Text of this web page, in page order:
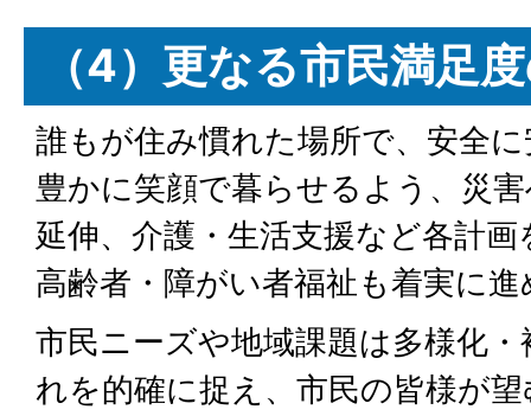
（4）更なる市民満足
誰もが住み慣れた場所で、安全
豊かに笑顔で暮らせるよう、災
延伸、介護・生活支援など各計
高齢者・障がい者福祉も着実に
市民ニーズや地域課題は多様化
れを的確に捉え、市民の皆様が